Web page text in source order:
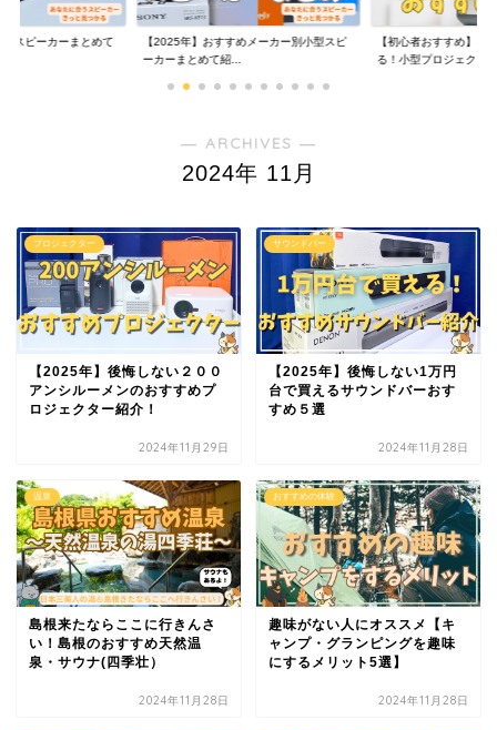
スピーカーまとめて
【2025年】おすすめメーカー別小型スピ
ーカーまとめて紹...
【初心者おすすめ】1
る！小型プロジェクタ...
― ARCHIVES ―
2024年 11月
プロジェクター
【2025年】後悔しない２００
アンシルーメンのおすすめプ
ロジェクター紹介！
2024年11月29日
サウンドバー
【2025年】後悔しない1万円
台で買えるサウンドバーおす
すめ５選
2024年11月28日
温泉
島根来たならここに行きんさ
い！島根のおすすめ天然温
泉・サウナ(四季壮）
2024年11月28日
おすすめの体験
趣味がない人にオススメ【キ
ャンプ・グランピングを趣味
にするメリット5選】
2024年11月28日